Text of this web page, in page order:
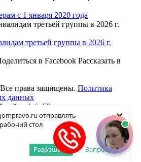
отправлять
стол
Запретить
Разрешить
×
с 1 января 2020 года
третьей группы в 2026 г.
в Facebook Рассказать в
права защищены. Политика
данных
сайта: info@krugompravo.ru
написаны